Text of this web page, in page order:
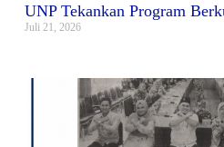
UNP Tekankan Program
Juli 21, 2026